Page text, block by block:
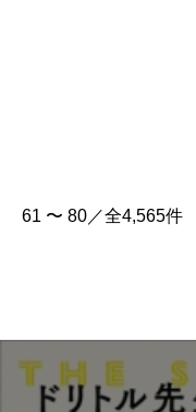
61 〜 80／全4,565件